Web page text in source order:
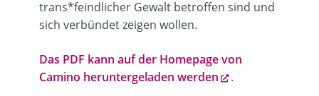
trans*feindlicher Gewalt betroffen sind und
sich verbündet zeigen wollen.
Das PDF kann auf der Homepage von
Camino heruntergeladen werden
.